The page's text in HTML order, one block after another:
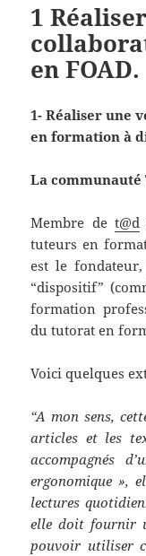
1
en FOAD.
1- Réaliser une
en formation à
La communauté
Membre de t@d
tuteurs en
est le
“dispositif”
formation
du tutorat en
Voici quelques
“A mon sens,
articles et les
accompagnés
ergonomique »,
lectures
elle doit fournir
pouvoir utiliser